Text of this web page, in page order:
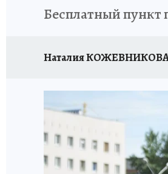
Бесплатный пункт
Наталия